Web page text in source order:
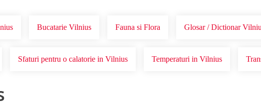
Bucatarie Vilnius Fauna si Flora Glosar / Dictionar
Sfaturi pentru o calatorie in Vilnius Temperaturi in Vilnius